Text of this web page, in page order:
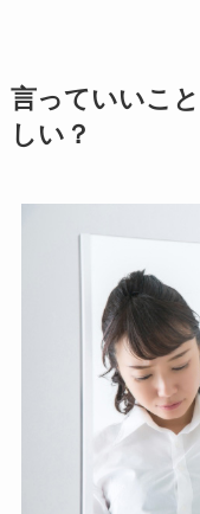
言っていいこ
しい？